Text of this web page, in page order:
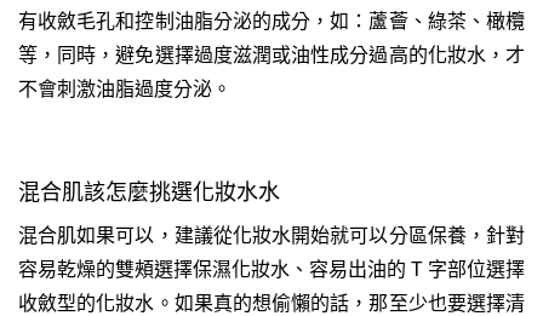
有收斂毛孔和控制油脂分泌的成分，如：蘆薈、綠茶、橄欖
等，同時，避免選擇過度滋潤或油性成分過高的化妝水，才
不會刺激油脂過度分泌。
混合肌該怎麼挑選化妝水水
混合肌如果可以，建議從化妝水開始就可以分區保養，針對
容易乾燥的雙頰選擇保濕化妝水、容易出油的 T 字部位選擇
收斂型的化妝水。如果真的想偷懶的話，那至少也要選擇清